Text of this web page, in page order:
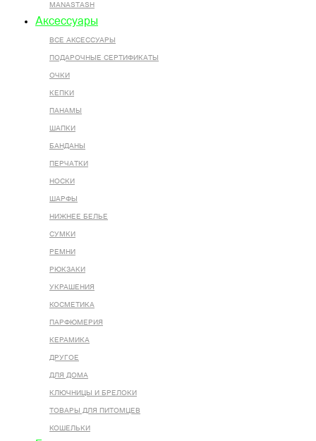
MANASTASH
Аксессуары
ВСЕ AКСЕССУАРЫ
ПОДАРОЧНЫЕ СЕРТИФИКАТЫ
ОЧКИ
КЕПКИ
ПАНАМЫ
ШАПКИ
БАНДАНЫ
ПЕРЧАТКИ
НОСКИ
ШАРФЫ
НИЖНЕЕ БЕЛЬЕ
СУМКИ
РЕМНИ
РЮКЗАКИ
УКРАШЕНИЯ
КОСМЕТИКА
ПАРФЮМЕРИЯ
КЕРАМИКА
ДРУГОЕ
ДЛЯ ДОМА
КЛЮЧНИЦЫ И БРЕЛОКИ
ТОВАРЫ ДЛЯ ПИТОМЦЕВ
КОШЕЛЬКИ